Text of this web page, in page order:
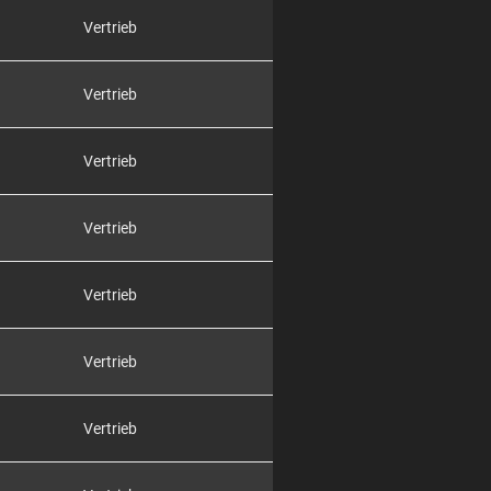
Vertrieb
Vertrieb
Vertrieb
Vertrieb
Vertrieb
Vertrieb
Vertrieb